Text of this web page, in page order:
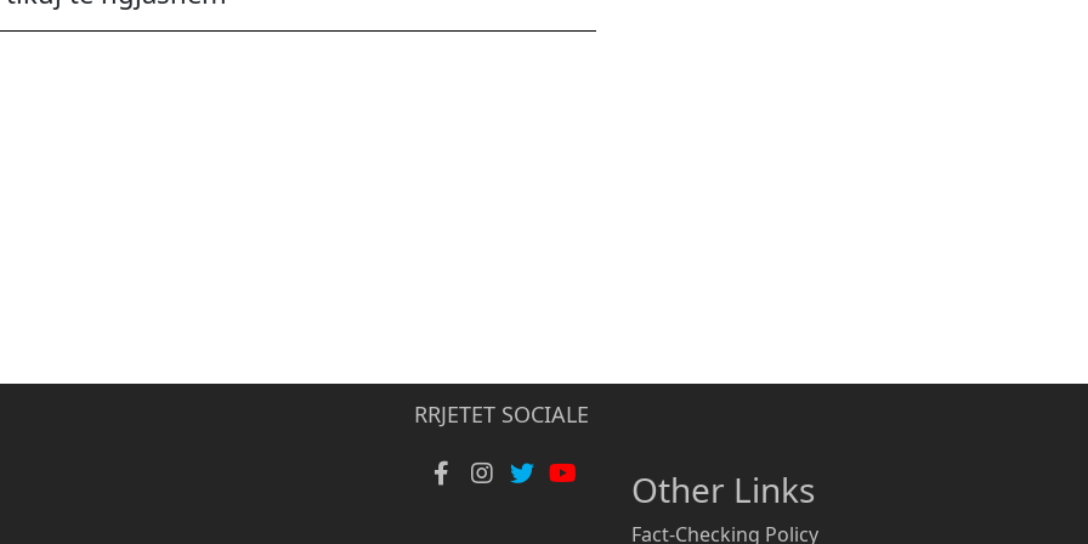
RRJETET SOCIALE
Other Links
Fact-Checking Policy